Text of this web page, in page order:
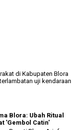
di Kabupaten Blora
uji kendaraan
Blora: Ubah Ritual
'Gembol Catin'